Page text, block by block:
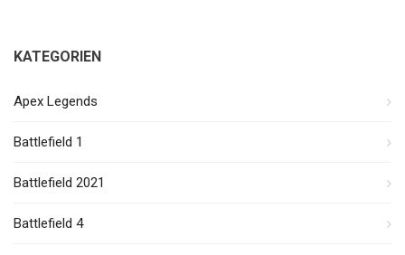
KATEGORIEN
Apex Legends
Battlefield 1
Battlefield 2021
Battlefield 4